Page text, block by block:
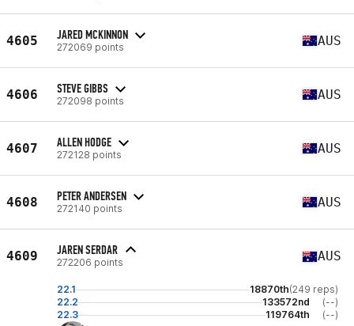
4605 JARED MCKINNON
272069 points AUS
4606 STEVE GIBBS
272098 points AUS
4607 ALLEN HODGE
272128 points AUS
4608 PETER ANDERSEN
272140 points AUS
4609 JAREN SERDAR
272206 points AUS
22.1 18870th(249 reps)
22.2
133572nd
(--)
22.3
119764th (--)